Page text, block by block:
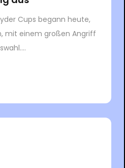
Cups begann heute,
mit einem großen Angriff